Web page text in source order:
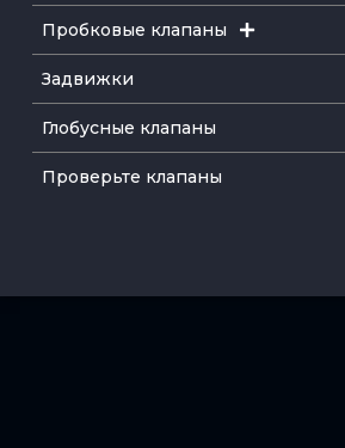
Пробковые клапаны
Задвижки
Глобусные клапаны
Проверьте клапаны